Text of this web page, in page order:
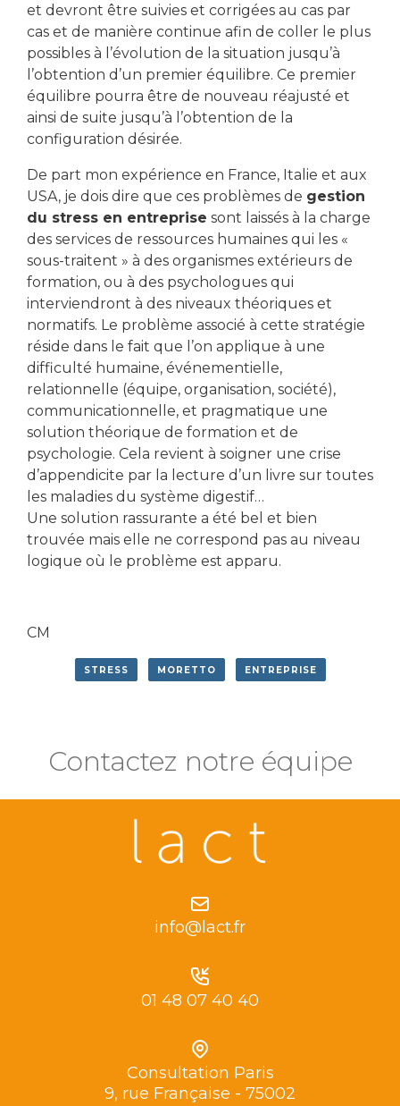
et devront être suivies et corrigées au cas par
cas et de manière continue afin de coller le plus
possibles à l’évolution de la situation jusqu’à
l’obtention d’un premier équilibre. Ce premier
équilibre pourra être de nouveau réajusté et
ainsi de suite jusqu’à l’obtention de la
configuration désirée.
De part mon expérience en France, Italie et aux
USA, je dois dire que ces problèmes de gestion
du stress en entreprise sont laissés à la charge
des services de ressources humaines qui les «
sous-traitent » à des organismes extérieurs de
formation, ou à des psychologues qui
interviendront à des niveaux théoriques et
normatifs. Le problème associé à cette stratégie
réside dans le fait que l’on applique à une
difficulté humaine, événementielle,
relationnelle (équipe, organisation, société),
communicationnelle, et pragmatique une
solution théorique de formation et de
psychologie. Cela revient à soigner une crise
d’appendicite par la lecture d’un livre sur toutes
les maladies du système digestif…
Une solution rassurante a été bel et bien
trouvée mais elle ne correspond pas au niveau
logique où le problème est apparu.
CM
STRESS MORETTO ENTREPRISE
Contactez notre équipe
info@lact.fr
01 48 07 40 40
Consultation Paris
9, rue Française - 75002